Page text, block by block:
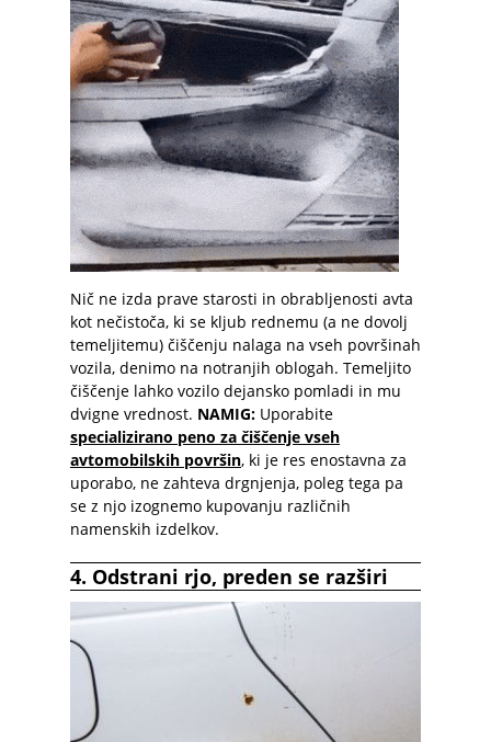
Nič ne izda prave starosti in obrabljenosti avta
kot nečistoča, ki se kljub rednemu (a ne dovolj
temeljitemu) čiščenju nalaga na vseh površinah
vozila, denimo na notranjih oblogah. Temeljito
čiščenje lahko vozilo dejansko pomladi in mu
dvigne vrednost. NAMIG: Uporabite
specializirano peno za čiščenje vseh
avtomobilskih površin, ki je res enostavna za
uporabo, ne zahteva drgnjenja, poleg tega pa
se z njo izognemo kupovanju različnih
namenskih izdelkov.
4. Odstrani rjo, preden se razširi